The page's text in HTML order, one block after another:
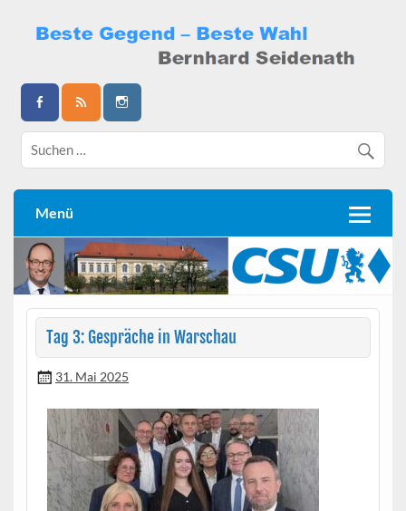
content
Bernhard Seidenath
Menü
Tag 3: Gespräche in Warschau
31. Mai 2025